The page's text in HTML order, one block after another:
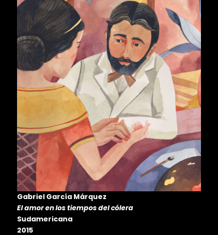
Gabriel García Márquez
El amor en los tiempos del cólera
Sudamericana
2015